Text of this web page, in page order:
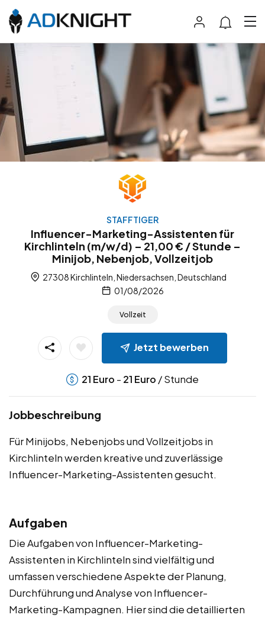
STAFFTIGER
Influencer-Marketing-Assistenten für
Kirchlinteln (m/w/d) – 21,00 € / Stunde –
Minijob, Nebenjob, Vollzeitjob
27308 Kirchlinteln, Niedersachsen, Deutschland
01/08/2026
Vollzeit
Jetzt bewerben
21 Euro - 21 Euro / Stunde
Jobbeschreibung
Für Minijobs, Nebenjobs und Vollzeitjobs in
Kirchlinteln werden kreative und zuverlässige
Influencer-Marketing-Assistenten gesucht.
Aufgaben
Die Aufgaben von Influencer-Marketing-
Assistenten in Kirchlinteln sind vielfältig und
umfassen verschiedene Aspekte der Planung,
Durchführung und Analyse von Influencer-
Marketing-Kampagnen. Hier sind die detaillierten